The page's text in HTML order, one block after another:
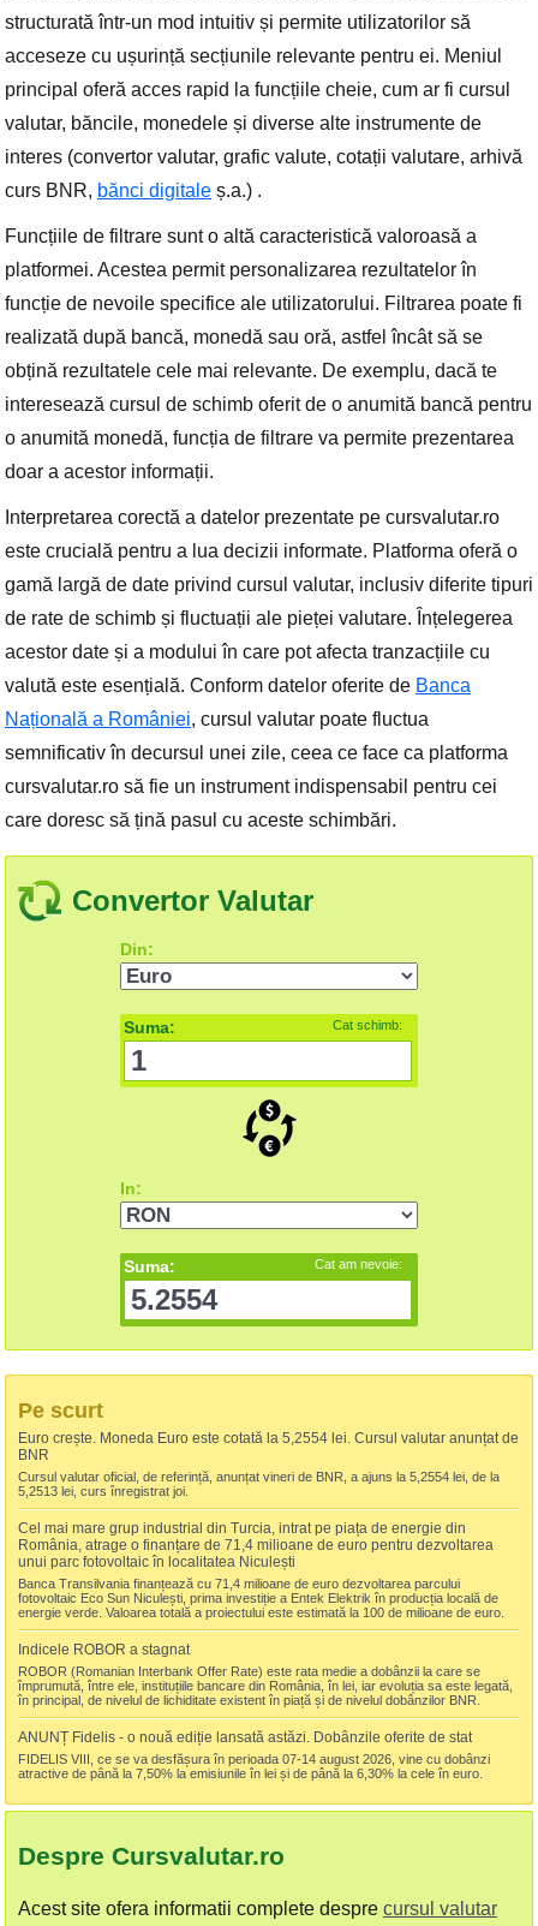
structurată într-un mod intuitiv și permite utilizatorilor să
acceseze cu ușurință secțiunile relevante pentru ei. Meniul
principal oferă acces rapid la funcțiile cheie, cum ar fi cursul
valutar, băncile, monedele și diverse alte instrumente de
interes (convertor valutar, grafic valute, cotații valutare, arhivă
curs BNR, bănci digitale ș.a.) .
Funcțiile de filtrare sunt o altă caracteristică valoroasă a
platformei. Acestea permit personalizarea rezultatelor în
funcție de nevoile specifice ale utilizatorului. Filtrarea poate fi
realizată după bancă, monedă sau oră, astfel încât să se
obțină rezultatele cele mai relevante. De exemplu, dacă te
interesează cursul de schimb oferit de o anumită bancă pentru
o anumită monedă, funcția de filtrare va permite prezentarea
doar a acestor informații.
Interpretarea corectă a datelor prezentate pe cursvalutar.ro
este crucială pentru a lua decizii informate. Platforma oferă o
gamă largă de date privind cursul valutar, inclusiv diferite tipuri
de rate de schimb și fluctuații ale pieței valutare. Înțelegerea
acestor date și a modului în care pot afecta tranzacțiile cu
valută este esențială. Conform datelor oferite de Banca
Națională a României, cursul valutar poate fluctua
semnificativ în decursul unei zile, ceea ce face ca platforma
cursvalutar.ro să fie un instrument indispensabil pentru cei
care doresc să țină pasul cu aceste schimbări.
Convertor Valutar
Din:
Suma: Cat schimb:
In:
Suma: Cat am nevoie:
Pe scurt
Euro crește. Moneda Euro este cotată la 5,2554 lei. Cursul valutar anunțat de
BNR
Cursul valutar oficial, de referință, anunțat vineri de BNR, a ajuns la 5,2554 lei, de la
5,2513 lei, curs înregistrat joi.
Cel mai mare grup industrial din Turcia, intrat pe piața de energie din
România, atrage o finanțare de 71,4 milioane de euro pentru dezvoltarea
unui parc fotovoltaic în localitatea Niculești
Banca Transilvania finanțează cu 71,4 milioane de euro dezvoltarea parcului
fotovoltaic Eco Sun Niculești, prima investiție a Entek Elektrik în producția locală de
energie verde. Valoarea totală a proiectului este estimată la 100 de milioane de euro.
Indicele ROBOR a stagnat
ROBOR (Romanian Interbank Offer Rate) este rata medie a dobânzii la care se
împrumută, între ele, instituțiile bancare din România, în lei, iar evoluția sa este legată,
în principal, de nivelul de lichiditate existent în piață și de nivelul dobânzilor BNR.
ANUNȚ Fidelis - o nouă ediție lansată astăzi. Dobânzile oferite de stat
FIDELIS VIII, ce se va desfășura în perioada 07-14 august 2026, vine cu dobânzi
atractive de până la 7,50% la emisiunile în lei și de până la 6,30% la cele în euro.
Despre Cursvalutar.ro
Acest site ofera informatii complete despre cursul valutar